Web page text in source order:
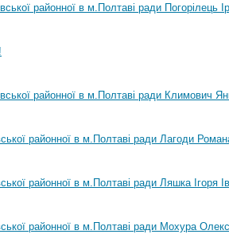
районної в м.Полтаві ради Погорілець
районної в м.Полтаві ради Климович
районної в м.Полтаві ради Лагоди
районної в м.Полтаві ради Ляшка Ігоря
районної в м.Полтаві ради Мохура